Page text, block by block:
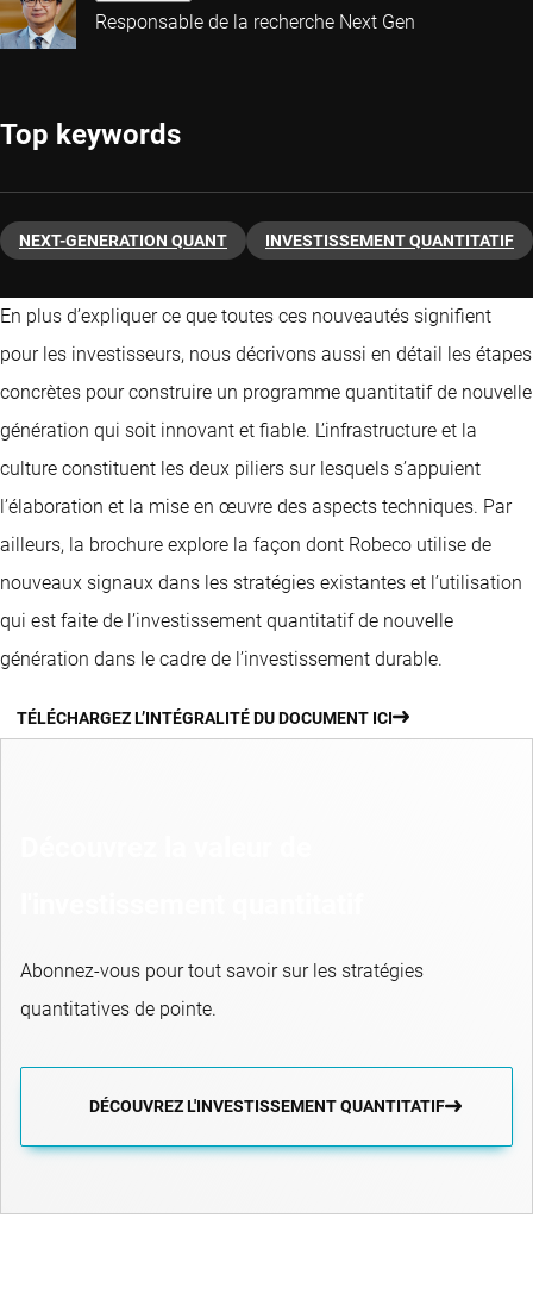
Responsable de la recherche Next Gen
Top keywords
NEXT-GENERATION QUANT INVESTISSEMENT QUANTITATIF
En plus d’expliquer ce que toutes ces nouveautés signifient
pour les investisseurs, nous décrivons aussi en détail les étapes
concrètes pour construire un programme quantitatif de nouvelle
génération qui soit innovant et fiable. L’infrastructure et la
culture constituent les deux piliers sur lesquels s’appuient
l’élaboration et la mise en œuvre des aspects techniques. Par
ailleurs, la brochure explore la façon dont Robeco utilise de
nouveaux signaux dans les stratégies existantes et l’utilisation
qui est faite de l’investissement quantitatif de nouvelle
génération dans le cadre de l’investissement durable.
TÉLÉCHARGEZ L’INTÉGRALITÉ DU DOCUMENT ICI
Abonnez-vous pour tout savoir sur les stratégies
quantitatives de pointe.
DÉCOUVREZ L'INVESTISSEMENT QUANTITATIF